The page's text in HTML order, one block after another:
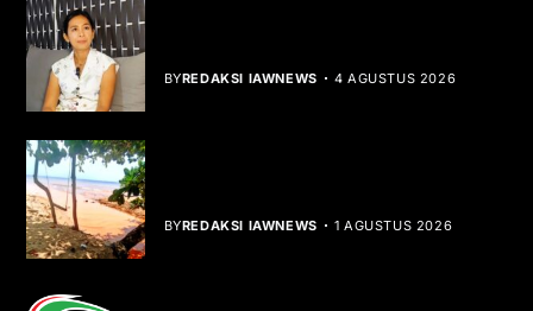
BYREDAKSI IAWNEWS 4 AGUSTUS 2026
BYREDAKSI IAWNEWS 1 AGUSTUS 2026